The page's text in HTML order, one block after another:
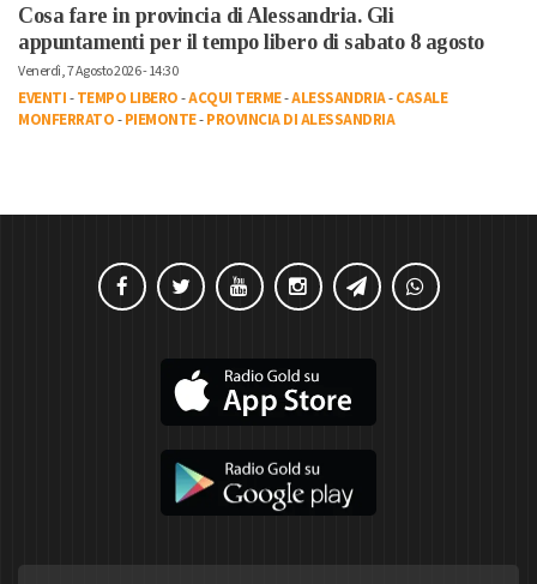
Cosa fare in provincia di Alessandria. Gli
appuntamenti per il tempo libero di sabato 8 agosto
Venerdì, 7 Agosto 2026 - 14:30
EVENTI-TEMPO LIBERO-ACQUI TERME-ALESSANDRIA-CASALE
MONFERRATO-PIEMONTE-PROVINCIA DI ALESSANDRIA